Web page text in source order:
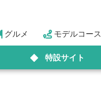
グルメ モデルコース
特設サイト